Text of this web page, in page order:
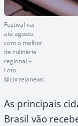
Festival vai
até agosto
com o melhor
da culinária
regional –
Foto
@correianews
As principais
Brasil vão